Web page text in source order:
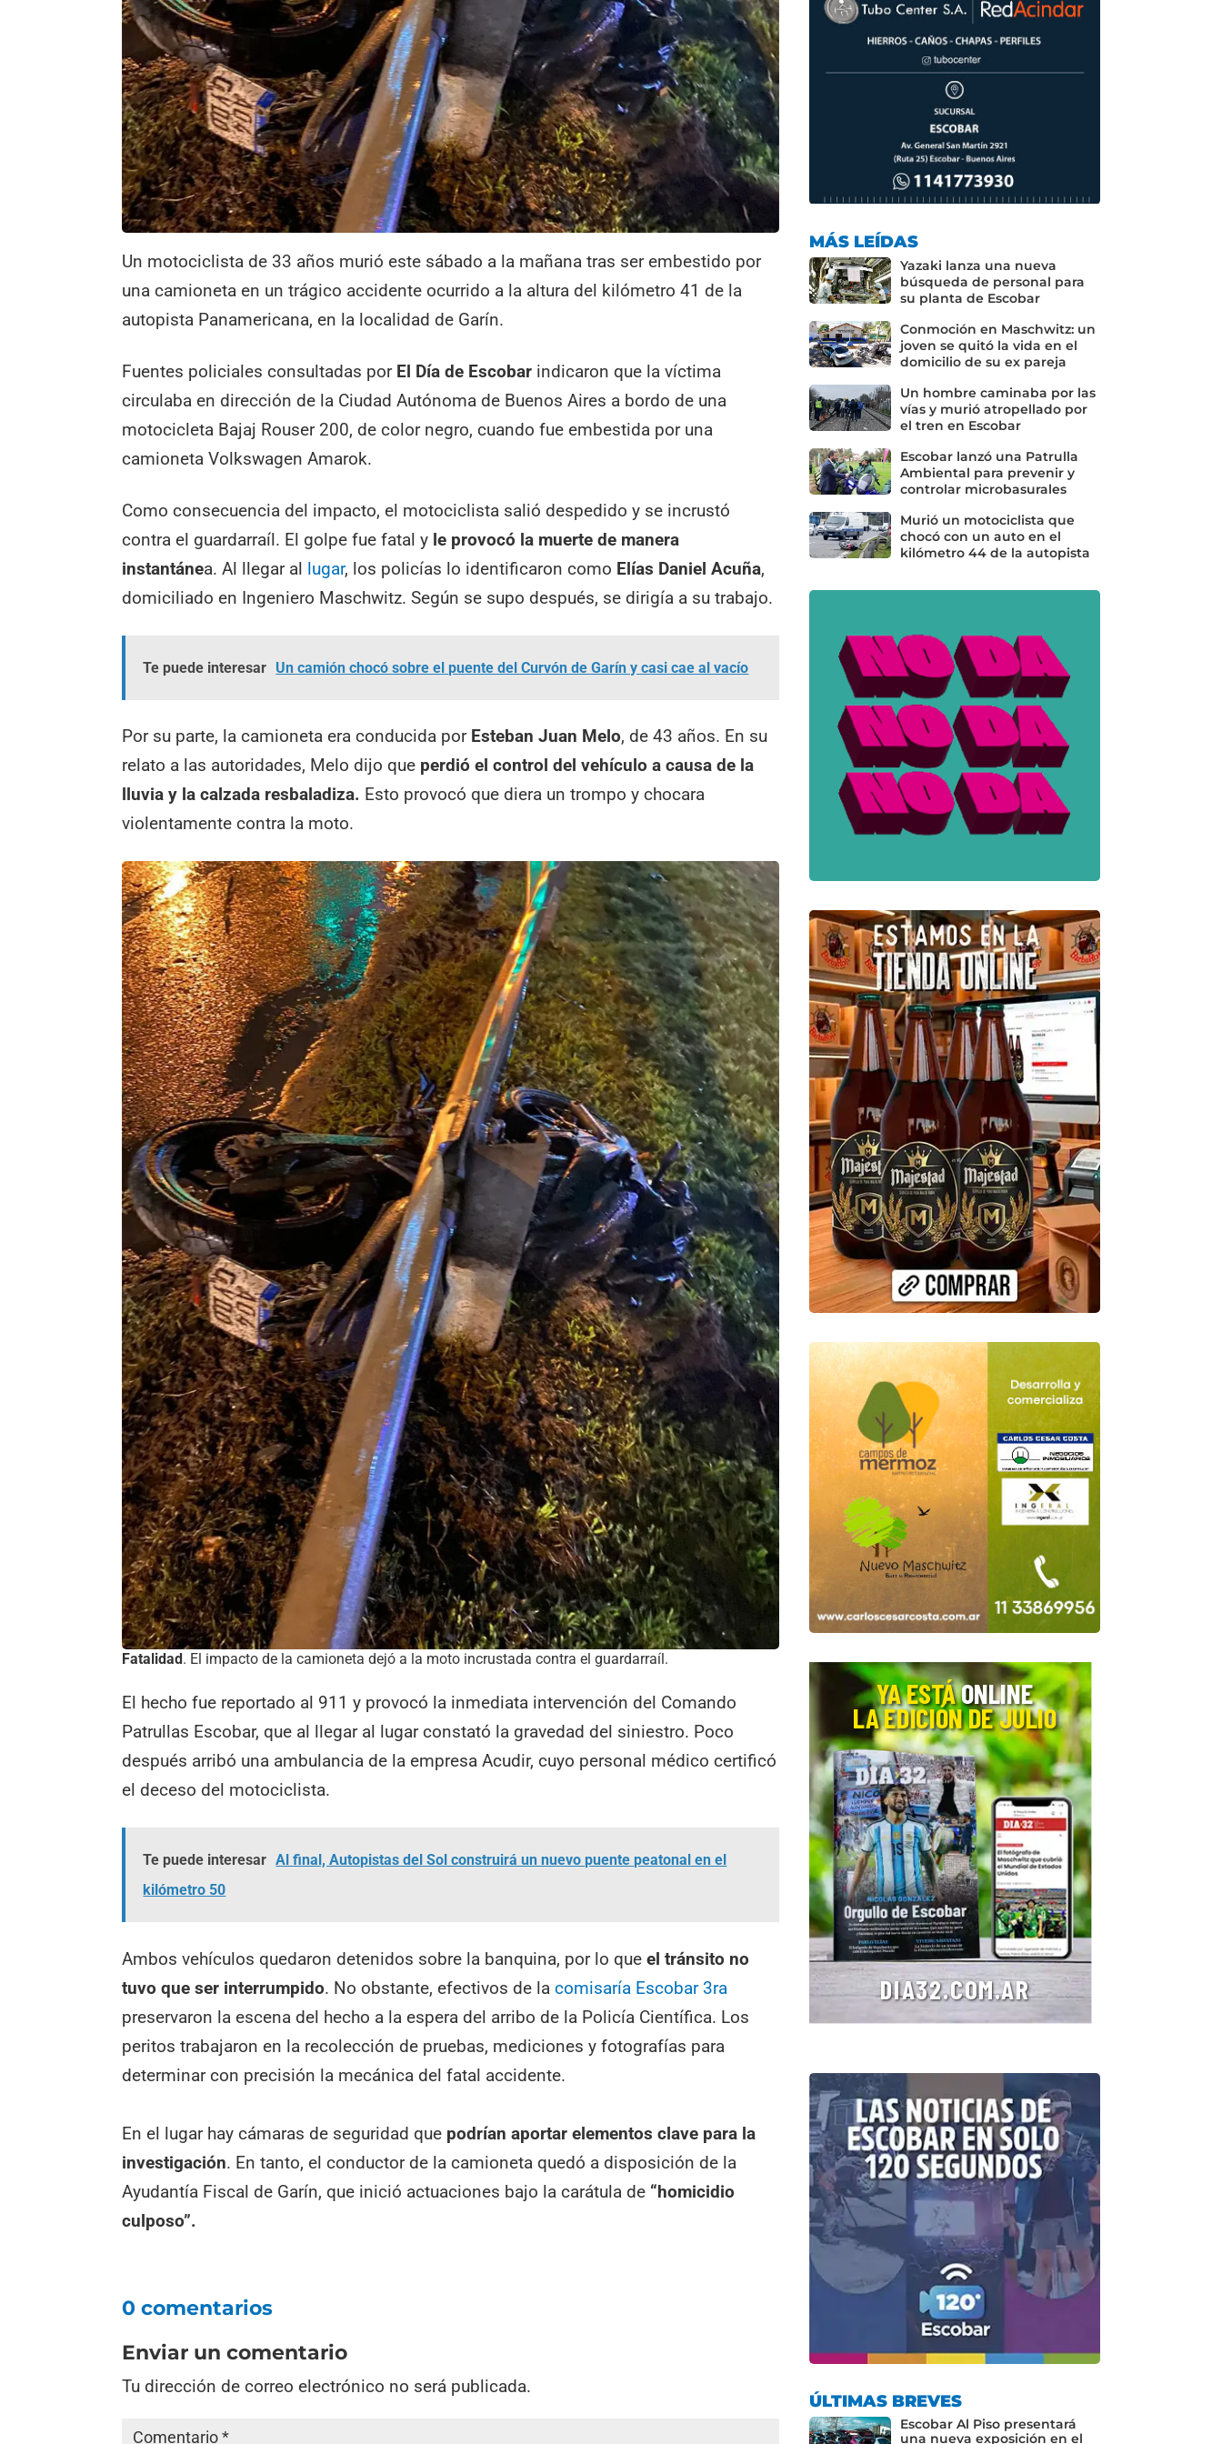
Un motociclista de 33 años murió este sábado a la mañana tras ser embestido por
una camioneta en un trágico accidente ocurrido a la altura del kilómetro 41 de la
autopista Panamericana, en la localidad de Garín.
Fuentes policiales consultadas porEl Día de Escobar indicaron que la víctima
circulaba en dirección de la Ciudad Autónoma de Buenos Aires a bordo de una
motocicleta Bajaj Rouser 200, de color negro, cuando fue embestida por una
camioneta Volkswagen Amarok.
Como consecuencia del impacto, el motociclista salió despedido y se incrustó
contra el guardarraíl. El golpe fue fatal y le provocó la muerte de manera
instantánea. Al llegar al lugar, los policías lo identificaron como Elías Daniel Acuña,
domiciliado en Ingeniero Maschwitz. Según se supo después, se dirigía a su trabajo.
Te puede interesar Un camión chocó sobre el puente del Curvón de Garín y casi cae al vacío
Por su parte, la camioneta era conducida porEsteban Juan Melo, de 43 años. En su
relato a las autoridades, Melo dijo que perdió el control del vehículo a causa de la
lluvia y la calzada resbaladiza. Esto provocó que diera un trompo y chocara
violentamente contra la moto.
Fatalidad . El impacto de la camioneta dejó a la moto incrustada contra el guardarraíl.
El hecho fue reportado al 911 y provocó la inmediata intervención del Comando
Patrullas Escobar, que al llegar al lugar constató la gravedad del siniestro. Poco
después arribó una ambulancia de la empresa Acudir, cuyo personal médico certificó
el deceso del motociclista.
Te puede interesar Al final, Autopistas del Sol construirá un nuevo puente peatonal en el
kilómetro 50
Ambos vehículos quedaron detenidos sobre la banquina, por lo queel tránsito no
tuvo que ser interrumpido. No obstante, efectivos de lacomisaría Escobar 3ra
preservaron la escena del hecho a la espera del arribo de la Policía Científica. Los
peritos trabajaron en la recolección de pruebas, mediciones y fotografías para
determinar con precisión la mecánica del fatal accidente.
En el lugar hay cámaras de seguridad que podrían aportar elementos clave para la
investigación. En tanto, el conductor de la camioneta quedó a disposición de la
Ayudantía Fiscal de Garín, que inició actuaciones bajo la carátula de “homicidio
culposo”.
0 comentarios
Enviar un comentario
Tu dirección de correo electrónico no será publicada.
MÁS LEÍDAS
Yazaki lanza una nueva
búsqueda de personal para
su planta de Escobar
Conmoción en Maschwitz: un
joven se quitó la vida en el
domicilio de su ex pareja
Un hombre caminaba por las
vías y murió atropellado por
el tren en Escobar
Escobar lanzó una Patrulla
Ambiental para prevenir y
controlar microbasurales
Murió un motociclista que
chocó con un auto en el
kilómetro 44 de la autopista
ÚLTIMAS BREVES
Escobar Al Piso presentará
una nueva exposición en el